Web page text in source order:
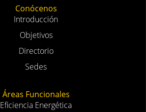
Conócenos
Introducción
Objetivos
Directorio
Sedes
Áreas Funcionales
Eficiencia Energética